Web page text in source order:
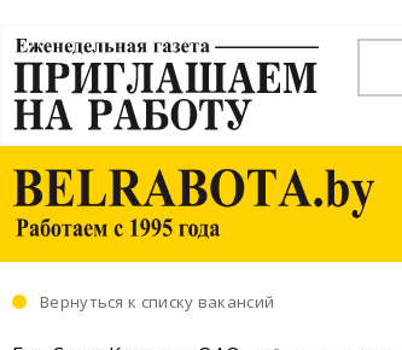
Вернуться к списку вакансий